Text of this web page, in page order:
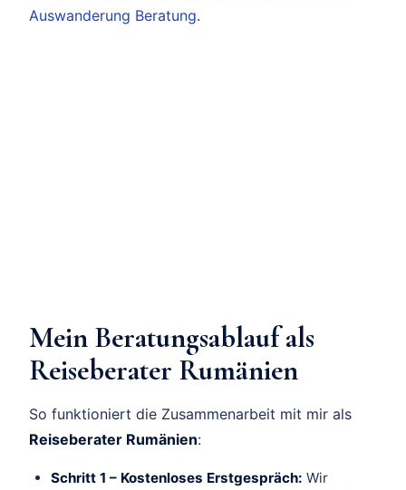
Auswanderung Beratung.
Mein Beratungsablauf als
Reiseberater Rumänien
So funktioniert die Zusammenarbeit mit mir als
Reiseberater Rumänien:
Schritt 1 – Kostenloses Erstgespräch: Wir